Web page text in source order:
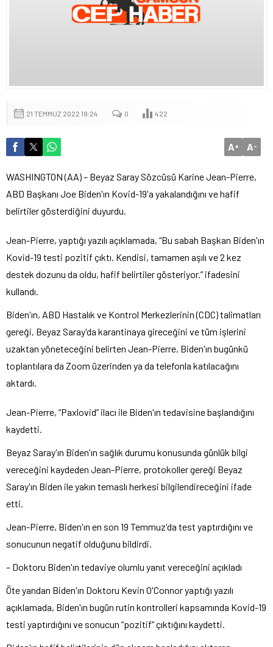
21 TEMMUZ 2022 19:24 0 422
A+ A-
WASHINGTON (AA) – Beyaz Saray Sözcüsü Karine Jean-Pierre,
ABD Başkanı Joe Biden'ın Kovid-19'a yakalandığını ve hafif
belirtiler gösterdiğini duyurdu.
Jean-Pierre, yaptığı yazılı açıklamada, “Bu sabah Başkan Biden'ın
Kovid-19 testi pozitif çıktı. Kendisi, tamamen aşılı ve 2 kez
destek dozunu da oldu, hafif belirtiler gösteriyor.” ifadesini
kullandı.
Biden'ın, ABD Hastalık ve Kontrol Merkezlerinin (CDC) talimatları
gereği, Beyaz Saray'da karantinaya gireceğini ve tüm işlerini
uzaktan yöneteceğini belirten Jean-Pierre, Biden'ın bugünkü
toplantılara da Zoom üzerinden ya da telefonla katılacağını
aktardı.
Jean-Pierre, “Paxlovid” ilacı ile Biden'ın tedavisine başlandığını
kaydetti.
Beyaz Saray'ın Biden'ın sağlık durumu konusunda günlük bilgi
vereceğini kaydeden Jean-Pierre, protokoller gereği Beyaz
Saray'ın Biden ile yakın temaslı herkesi bilgilendireceğini ifade
etti.
Jean-Pierre, Biden'ın en son 19 Temmuz'da test yaptırdığını ve
sonucunun negatif olduğunu bildirdi.
– Doktoru Biden'ın tedaviye olumlu yanıt vereceğini açıkladı
Öte yandan Biden'ın Doktoru Kevin O'Connor yaptığı yazılı
açıklamada, Biden'ın bugün rutin kontrolleri kapsamında Kovid-19
testi yaptırdığını ve sonucun “pozitif” çıktığını kaydetti.